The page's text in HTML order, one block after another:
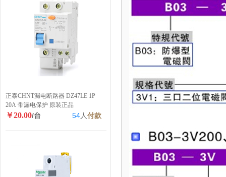
正泰CHNT漏电断路器 DZ47LE 1P
20A 带漏电保护 原装正品
￥20.00/台 54人付款